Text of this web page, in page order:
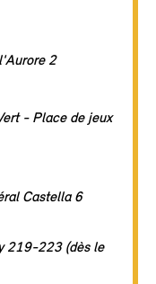
2
- Place de jeux
Castella 6
219-223 (dès le